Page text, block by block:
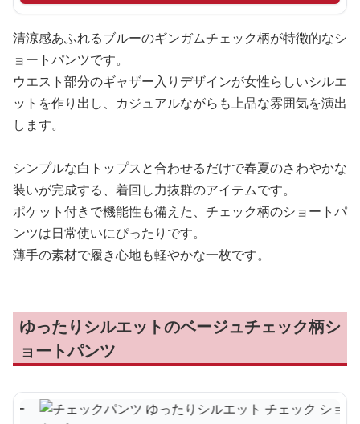
清涼感あふれるブルーのギンガムチェック柄が特徴的なシ
ョートパンツです。
ウエスト部分のギャザー入りデザインが女性らしいシルエ
ットを作り出し、カジュアルながらも上品な雰囲気を演出
します。
シンプルな白トップスと合わせるだけで春夏のさわやかな
装いが完成する、着回し力抜群のアイテムです。
ポケット付きで機能性も備えた、チェック柄のショートパ
ンツは日常使いにぴったりです。
薄手の素材で履き心地も軽やかな一枚です。
ゆったりシルエットのベージュチェック柄シ
ョートパンツ